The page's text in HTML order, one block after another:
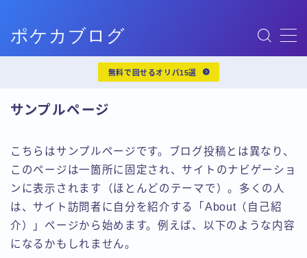
ポケカブログ
MENU
デモプリセット記事 Part12
プライバシーポリシー
利用規約／特定商取引法に基づく表記
有料記事の決済完了ページ
管理人プロフィール
記事一覧
運営者情報
無料で回せるオリパ15選
サンプルページ
こちらはサンプルページです。ブログ投稿とは異なり、
このページは一箇所に固定され、サイトのナビゲーショ
ンに表示されます（ほとんどのテーマで）。多くの人
は、サイト訪問者に自分を紹介する「About（自己紹
介）」ページから始めます。例えば、以下のような内容
になるかもしれません。